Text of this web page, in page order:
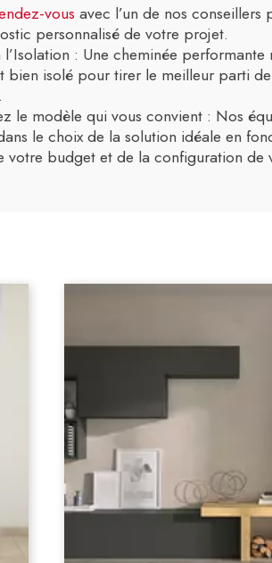
vous avec l’un de nos
personnalisé de votre projet.
l’Isolation : Une cheminée performante
bien isolé pour tirer le meilleur parti
le modèle qui vous convient : Nos
le choix de la solution idéale en
votre budget et de la configuration de